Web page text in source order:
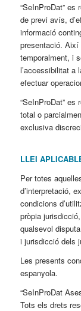
“SeInProDat”
de previ avís,
informació
presentació. Així
temporalment, i
l’accessibilitat a
efectuar
“SeInProDat”
total o
exclusiva
LLEI
Per totes
d’interpretació,
condicions
pròpia
qualsevol
i jurisdicció dels
Les presents
espanyola.
“SeInProDat
Tots els drets